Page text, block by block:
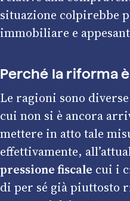
situazione colpirebbe
immobiliare e
Perché la riforma
Le ragioni sono
cui non si è ancora
mettere in atto tale
effettivamente,
pressione fiscale cui i
di per sé già piuttosto